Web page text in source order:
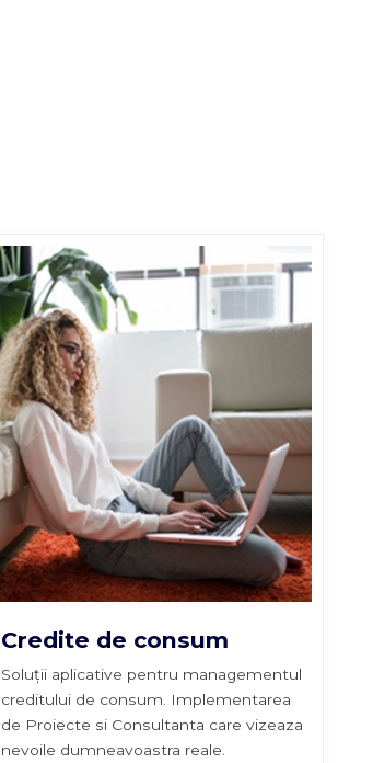
Credite de consum
Soluții aplicative pentru managementul
creditului de consum. Implementarea
de Proiecte si Consultanta care vizeaza
nevoile dumneavoastra reale.